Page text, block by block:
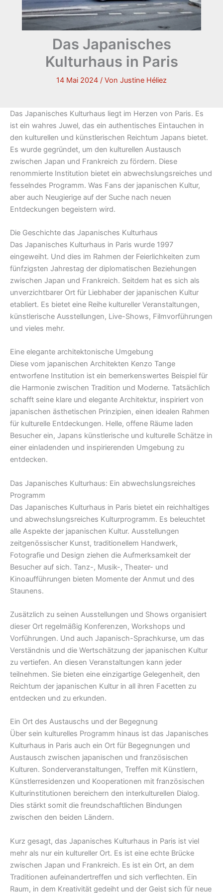
Das Japanisches
Kulturhaus in Paris
14 Mai 2024 / Von Justine Héliez
Das Japanisches Kulturhaus liegt im Herzen von Paris. Es
ist ein wahres Juwel, das ein authentisches Eintauchen in
den kulturellen und künstlerischen Reichtum Japans bietet.
Es wurde gegründet, um den kulturellen Austausch
zwischen Japan und Frankreich zu fördern. Diese
renommierte Institution bietet ein abwechslungsreiches und
fesselndes Programm. Was Fans der japanischen Kultur,
aber auch Neugierige auf der Suche nach neuen
Entdeckungen begeistern wird.
Die Geschichte das Japanisches Kulturhaus
Das Japanisches Kulturhaus in Paris wurde 1997
eingeweiht. Und dies im Rahmen der Feierlichkeiten zum
fünfzigsten Jahrestag der diplomatischen Beziehungen
zwischen Japan und Frankreich. Seitdem hat es sich als
unverzichtbarer Ort für Liebhaber der japanischen Kultur
etabliert. Es bietet eine Reihe kultureller Veranstaltungen,
künstlerische Ausstellungen, Live-Shows, Filmvorführungen
und vieles mehr.
Eine elegante architektonische Umgebung
Diese vom japanischen Architekten Kenzo Tange
entworfene Institution ist ein bemerkenswertes Beispiel für
die Harmonie zwischen Tradition und Moderne. Tatsächlich
schafft seine klare und elegante Architektur, inspiriert von
japanischen ästhetischen Prinzipien, einen idealen Rahmen
für kulturelle Entdeckungen. Helle, offene Räume laden
Besucher ein, Japans künstlerische und kulturelle Schätze in
einer einladenden und inspirierenden Umgebung zu
entdecken.
Das Japanisches Kulturhaus: Ein abwechslungsreiches
Programm
Das Japanisches Kulturhaus in Paris bietet ein reichhaltiges
und abwechslungsreiches Kulturprogramm. Es beleuchtet
alle Aspekte der japanischen Kultur. Ausstellungen
zeitgenössischer Kunst, traditionellem Handwerk,
Fotografie und Design ziehen die Aufmerksamkeit der
Besucher auf sich. Tanz-, Musik-, Theater- und
Kinoaufführungen bieten Momente der Anmut und des
Staunens.
Zusätzlich zu seinen Ausstellungen und Shows organisiert
dieser Ort regelmäßig Konferenzen, Workshops und
Vorführungen. Und auch Japanisch-Sprachkurse, um das
Verständnis und die Wertschätzung der japanischen Kultur
zu vertiefen. An diesen Veranstaltungen kann jeder
teilnehmen. Sie bieten eine einzigartige Gelegenheit, den
Reichtum der japanischen Kultur in all ihren Facetten zu
entdecken und zu erkunden.
Ein Ort des Austauschs und der Begegnung
Über sein kulturelles Programm hinaus ist das Japanisches
Kulturhaus in Paris auch ein Ort für Begegnungen und
Austausch zwischen japanischen und französischen
Kulturen. Sonderveranstaltungen, Treffen mit Künstlern,
Künstlerresidenzen und Kooperationen mit französischen
Kulturinstitutionen bereichern den interkulturellen Dialog.
Dies stärkt somit die freundschaftlichen Bindungen
zwischen den beiden Ländern.
Kurz gesagt, das Japanisches Kulturhaus in Paris ist viel
mehr als nur ein kultureller Ort. Es ist eine echte Brücke
zwischen Japan und Frankreich. Es ist ein Ort, an dem
Traditionen aufeinandertreffen und sich verflechten. Ein
Raum, in dem Kreativität gedeiht und der Geist sich für neue